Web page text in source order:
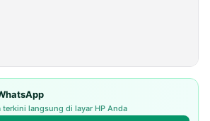
terkini langsung di layar HP Anda